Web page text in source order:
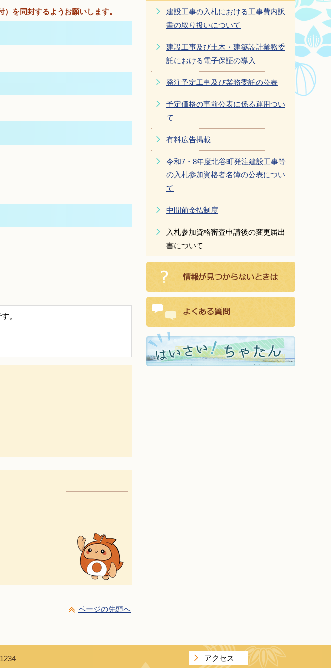
を同封するようお願いします。
。
ページの先頭へ
建設工事の入札における工事費内訳
書の取り扱いについて
建設工事及び土木・建築設計業務委
託における電子保証の導入
発注予定工事及び業務委託の公表
予定価格の事前公表に係る運用つい
て
有料広告掲載
令和7・8年度北谷町発注建設工事等
の入札参加資格者名簿の公表につい
て
中間前金払制度
入札参加資格審査申請後の変更届出
書について
アクセス